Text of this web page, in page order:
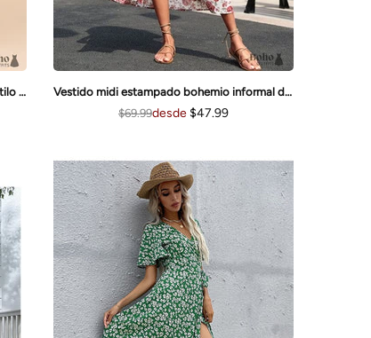
Falda midi estilo pastel con cuello alto estilo bohemio Amy
Vestido midi estampado bohemio informal de verano en violeta
$69.99desde $47.99